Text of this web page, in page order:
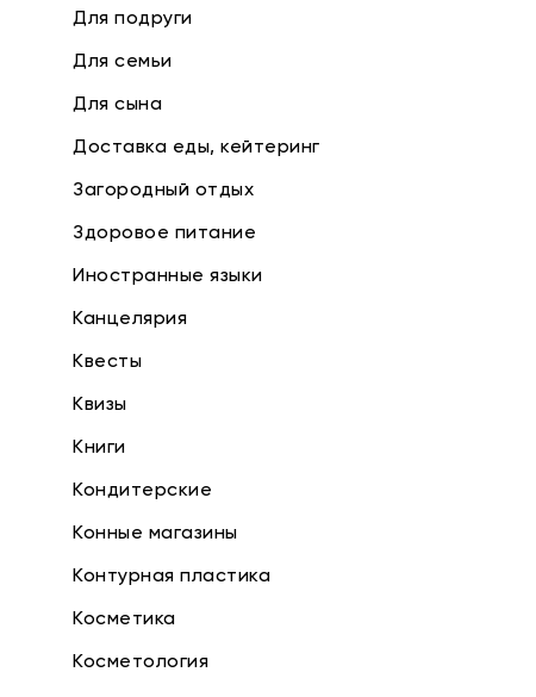
Для подруги
Для семьи
Для сына
Доставка еды, кейтеринг
Загородный отдых
Здоровое питание
Иностранные языки
Канцелярия
Квесты
Квизы
Книги
Кондитерские
Конные магазины
Контурная пластика
Косметика
Косметология